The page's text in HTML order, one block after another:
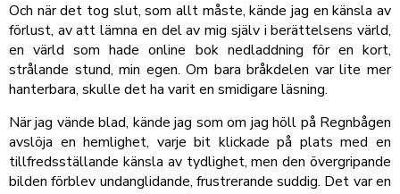
Och när det tog slut, som allt måste, kände jag en känsla av
förlust, av att lämna en del av mig själv i berättelsens värld,
en värld som hade online bok nedladdning för en kort,
strålande stund, min egen. Om bara bråkdelen var lite mer
hanterbara, skulle det ha varit en smidigare läsning.
När jag vände blad, kände jag som om jag höll på Regnbågen
avslöja en hemlighet, varje bit klickade på plats med en
tillfredsställande känsla av tydlighet, men den övergripande
bilden förblev undanglidande, frustrerande suddig. Det var en